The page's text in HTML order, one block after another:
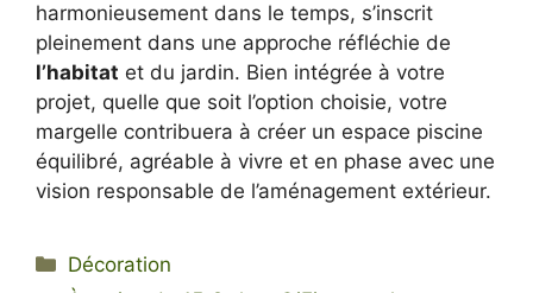
harmonieusement dans le temps, s’inscrit
pleinement dans une approche réfléchie de
l’habitat et du jardin. Bien intégrée à votre
projet, quelle que soit l’option choisie, votre
margelle contribuera à créer un espace piscine
équilibré, agréable à vivre et en phase avec une
vision responsable de l’aménagement extérieur.
Categorie
Décoration